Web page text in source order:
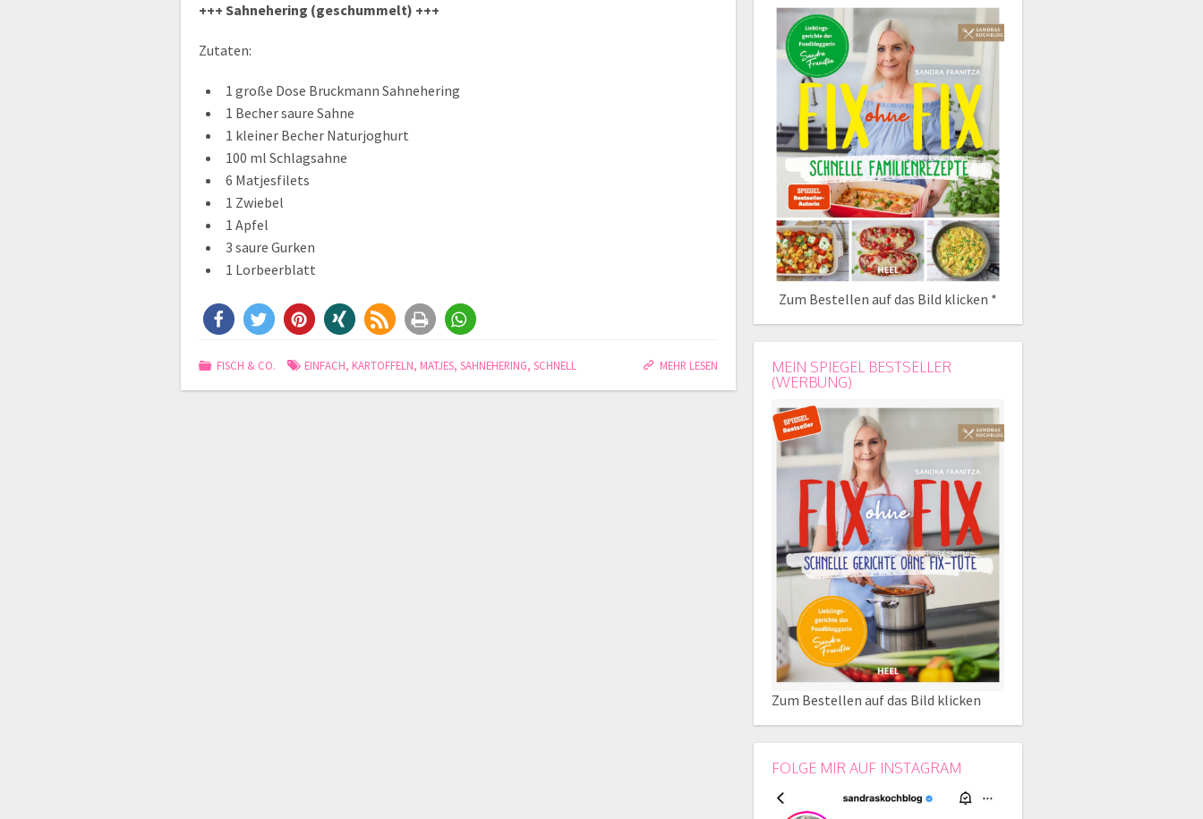
+++ Sahnehering (geschummelt) +++
Zutaten:
1 große Dose Bruckmann Sahnehering
1 Becher saure Sahne
1 kleiner Becher Naturjoghurt
100 ml Schlagsahne
6 Matjesfilets
1 Zwiebel
1 Apfel
3 saure Gurken
1 Lorbeerblatt
MEHR LESEN
FISCH & CO. EINFACH, KARTOFFELN, MATJES,SAHNEHERING,SCHNELL
Zum Bestellen auf das Bild klicken *
MEIN SPIEGEL BESTSELLER
(WERBUNG)
Zum Bestellen auf das Bild klicken
FOLGE MIR AUF INSTAGRAM